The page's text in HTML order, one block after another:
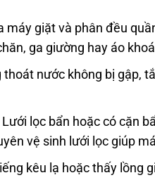
máy giặt và phân đều
ga giường hay áo
thoát nước không bị gập,
Lưới lọc bẩn hoặc có cặn
vệ sinh lưới lọc giúp
kêu lạ hoặc thấy lồng